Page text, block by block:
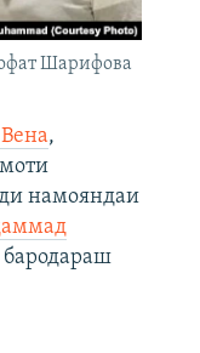
Шарифова
,
намояндаи
бародараш